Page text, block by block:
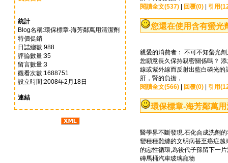
統計
Blog名稱:環保標章-海芳鄰萬用清潔劑
特價促銷
日誌總數:988
評論數量:35
留言數量:3
觀看次數:1688751
設立時間:2008年2月18日
連結
閱讀全文(537)
回覆(0) 引用
您還在使用含有螢光
親愛的消費者： 不可不知螢光
您願意長久保持親密關係嗎？
線或紫外線而反射出藍白磷光
肝，腎的負擔，
閱讀全文(566)
回覆(0) 引用
環保標章-海芳鄰萬
醫學界不斷發現.石化合成洗劑
變種種難纏的文明病甚至癌症
的惡性循環,為後代子孫留下一
磚馬桶汽車玻璃寵物